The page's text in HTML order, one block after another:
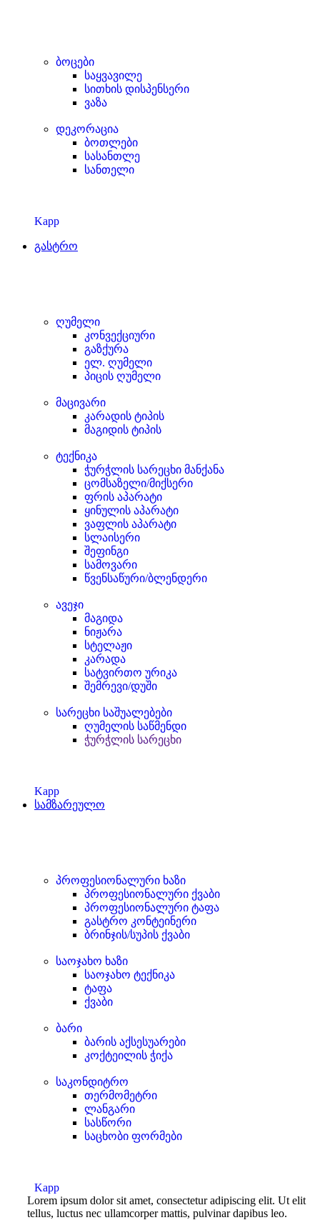
ბოცები
საყვავილე
სითხის დისპენსერი
ვაზა
დეკორაცია
ბოთლები
სასანთლე
სანთელი
Kapp
გასტრო
ღუმელი
კონვექციური
გაზქურა
ელ. ღუმელი
პიცის ღუმელი
მაცივარი
კარადის ტიპის
მაგიდის ტიპის
ტექნიკა
ჭურჭლის სარეცხი მანქანა
ცომსაზელი/მიქსერი
ფრის აპარატი
ყინულის აპარატი
ვაფლის აპარატი
სლაისერი
შეფინგი
სამოვარი
წვენსაწური/ბლენდერი
ავეჯი
მაგიდა
ნიჟარა
სტელაჟი
კარადა
სატვირთო ურიკა
შემრევი/დუში
სარეცხი საშუალებები
ღუმელის საწმენდი
ჭურჭლის სარეცხი
Kapp
სამზარეულო
პროფესიონალური ხაზი
პროფესიონალური ქვაბი
პროფესიონალური ტაფა
გასტრო კონტეინერი
ბრინჯის/სუპის ქვაბი
საოჯახო ხაზი
საოჯახო ტექნიკა
ტაფა
ქვაბი
ბარი
ბარის აქსესუარები
კოქტეილის ჭიქა
საკონდიტრო
თერმომეტრი
ლანგარი
სასწორი
საცხობი ფორმები
Kapp
Lorem ipsum dolor sit amet, consectetur adipiscing elit. Ut elit
tellus, luctus nec ullamcorper mattis, pulvinar dapibus leo.